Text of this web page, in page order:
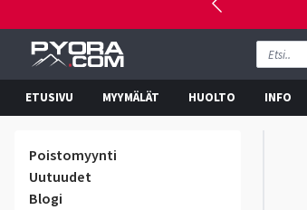
ETUSIVU MYYMÄLÄT HUOLTO INFO
Poistomyynti
Uutuudet
Blogi